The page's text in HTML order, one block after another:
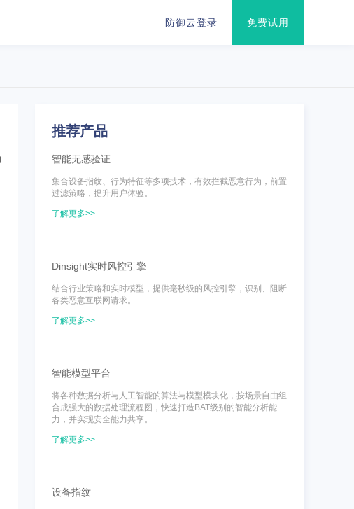
防御云登录 免费试用
推荐产品
智能无感验证
集合设备指纹、行为特征等多项技术，有效拦截恶意行为，前置
过滤策略，提升用户体验。
了解更多>>
Dinsight实时风控引擎
结合行业策略和实时模型，提供毫秒级的风控引擎，识别、阻断
各类恶意互联网请求。
了解更多>>
智能模型平台
将各种数据分析与人工智能的算法与模型模块化，按场景自由组
合成强大的数据处理流程图，快速打造BAT级别的智能分析能
力，并实现安全能力共享。
了解更多>>
设备指纹